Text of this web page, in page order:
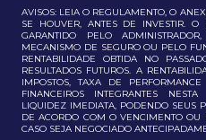
AVISOS: LEIA O REGULAMENTO, O
SE HOUVER, ANTES DE INVESTIR.
GARANTIDO PELO
MECANISMO DE SEGURO OU PELO
RENTABILIDADE OBTIDA NO
RESULTADOS FUTUROS. A
IMPOSTOS, TAXA DE
FINANCEIROS INTEGRANTES
LIQUIDEZ IMEDIATA, PODENDO SEUS
DE ACORDO COM O VENCIMENTO OU
CASO SEJA NEGOCIADO